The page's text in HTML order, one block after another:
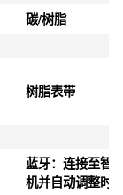
碳/树脂
树脂表带
蓝牙：连接至智
机并自动调整时